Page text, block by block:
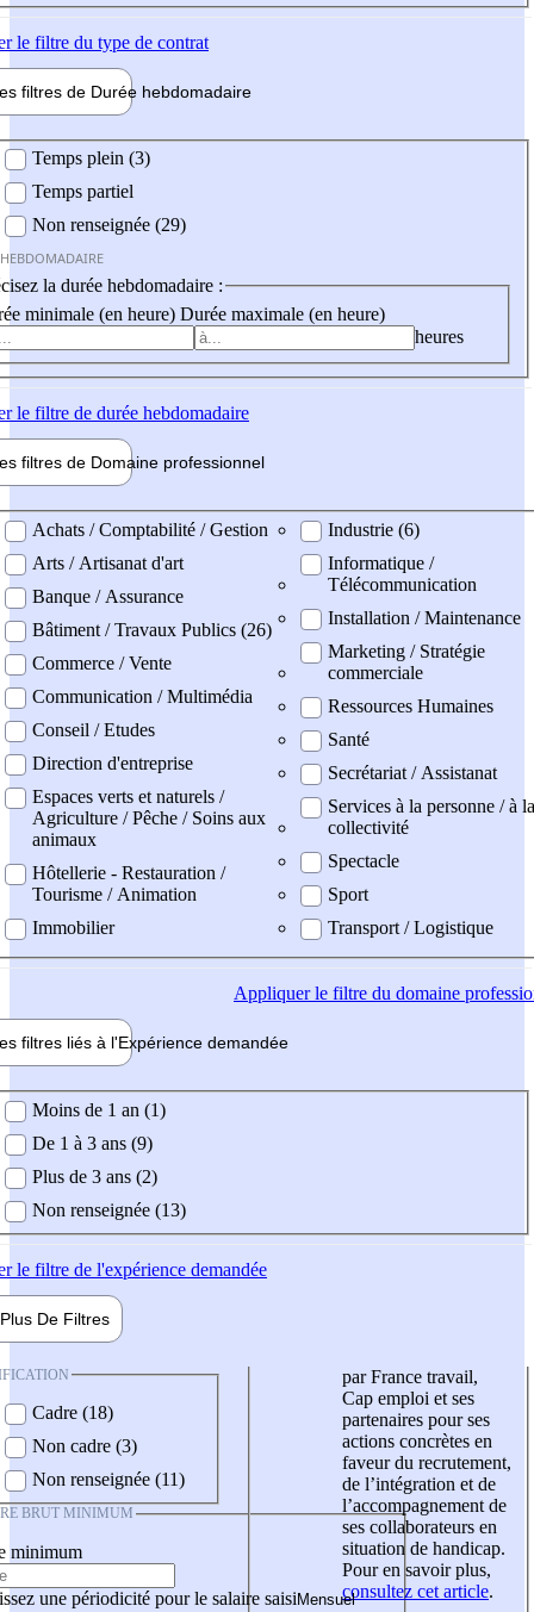
le filtre du type de contrat
filtres de Durée hebdomadaire
Temps plein (3)
Temps partiel
Non renseignée (29)
la durée hebdomadaire :
minimale (en heure) Durée maximale (en heure)
heures
le filtre de durée hebdomadaire
filtres de Domaine professionnel
professionel
Achats / Comptabilité / Gestion
Arts / Artisanat d'art
Banque / Assurance
Bâtiment / Travaux Publics (26)
Commerce / Vente
Communication / Multimédia
Conseil / Etudes
Direction d'entreprise
Espaces verts et naturels /
Agriculture / Pêche / Soins aux
animaux
Hôtellerie - Restauration /
Tourisme / Animation
Immobilier
Industrie (6)
Informatique /
Télécommunication
Installation / Maintenance
Marketing / Stratégie
commerciale
Ressources Humaines
Santé
Secrétariat / Assistanat
Services à la personne / à la
collectivité
Spectacle
Sport
Transport / Logistique
Appliquerle filtre du domaine
filtres liés à l'Expérience demandée
demandée
Moins de 1 an (1)
De 1 à 3 ans (9)
Plus de 3 ans (2)
Non renseignée (13)
le filtre de l'expérience demandée
Plus De Filtres
Cadre (18)
Non cadre (3)
Non renseignée (11)
BRUT MINIMUM
minimum
une périodicité pour le salaire saisi
par France travail,
Cap emploi et ses
partenaires pour ses
actions concrètes en
faveur du recrutement,
de l’intégration et de
l’accompagnement de
ses collaborateurs en
situation de handicap.
Pour en savoir plus,
consultez cet article.